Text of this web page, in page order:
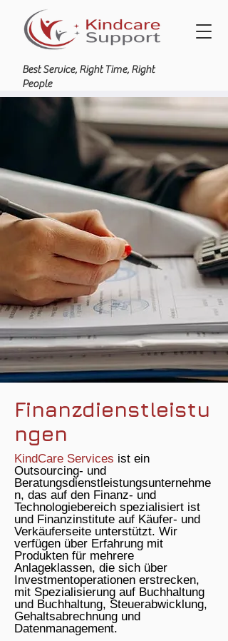
Best Service, Right Time, Right
People
Finanzdienstleistu
ngen
KindCare Services ist ein
Outsourcing- und
Beratungsdienstleistungsunternehme
n, das auf den Finanz- und
Technologiebereich spezialisiert ist
und Finanzinstitute auf Käufer- und
Verkäuferseite unterstützt. Wir
verfügen über Erfahrung mit
Produkten für mehrere
Anlageklassen, die sich über
Investmentoperationen erstrecken,
mit Spezialisierung auf Buchhaltung
und Buchhaltung, Steuerabwicklung,
Gehaltsabrechnung und
Datenmanagement.